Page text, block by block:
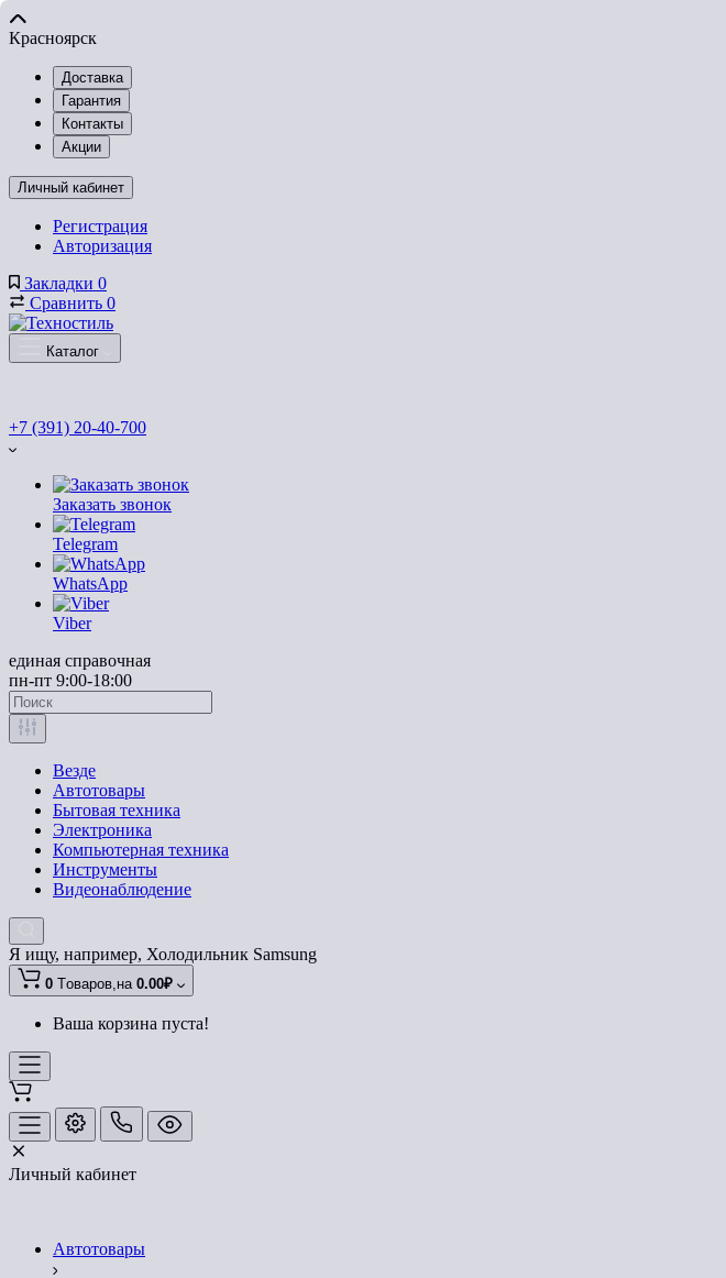
Красноярск
Доставка
Гарантия
Контакты
Акции
Личный кабинет
Регистрация
Авторизация
Закладки 0
Сравнить 0
Каталог
+7 (391) 20-40-700
Заказать звонок
Telegram
WhatsApp
Viber
единая справочная
пн-пт 9:00-18:00
Везде
Автотовары
Бытовая техника
Электроника
Компьютерная техника
Инструменты
Видеонаблюдение
Я ищу, например, Холодильник Samsung
0 Tоваров,на 0.00₽
Ваша корзина пуста!
Личный кабинет
Автотовары